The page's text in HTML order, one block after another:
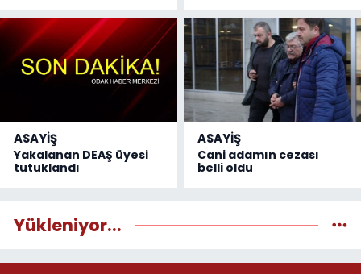
ASAYİŞ
Yakalanan DEAŞ üyesi
tutuklandı
ASAYİŞ
Cani adamın cezası
belli oldu
Yükleniyor...